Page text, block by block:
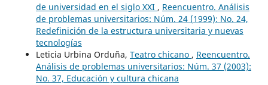
de universidad en el siglo XXI , Reencuentro. Análisis
de problemas universitarios: Núm. 24 (1999): No. 24,
Redefinición de la estructura universitaria y nuevas
tecnologías
Leticia Urbina Orduña, Teatro chicano , Reencuentro.
Análisis de problemas universitarios: Núm. 37 (2003):
No. 37, Educación y cultura chicana